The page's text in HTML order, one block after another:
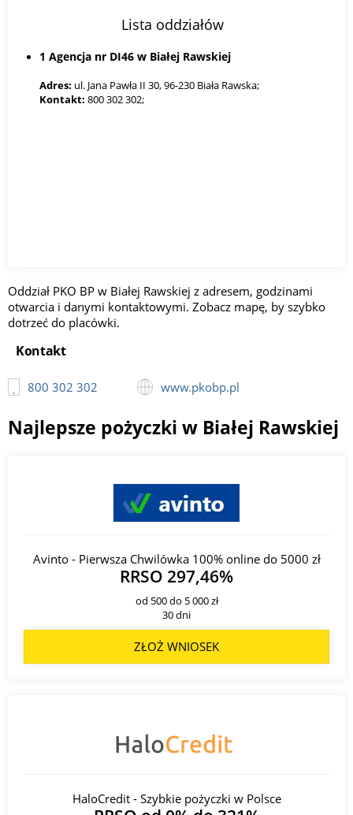
Lista oddziałów
1 Agencja nr DI46 w Białej Rawskiej
Adres: ul. Jana Pawła II 30, 96-230 Biała Rawska;
Kontakt: 800 302 302;
Oddział PKO BP w Białej Rawskiej z adresem, godzinami
otwarcia i danymi kontaktowymi. Zobacz mapę, by szybko
dotrzeć do placówki.
Kontakt
800 302 302 www.pkobp.pl
Najlepsze pożyczki w Białej Rawskiej
Avinto - Pierwsza Chwilówka 100% online do 5000 zł
RRSO 297,46%
od 500 do 5 000 zł
30 dni
ZŁOŻ WNIOSEK
HaloCredit - Szybkie pożyczki w Polsce